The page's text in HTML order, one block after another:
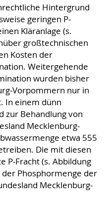
Hintergrund
geringen P-
Kläranlage (s.
großtechnischen
Kosten der
Weitergehende
wurden bisher
Vorpommern nur in
In einem dünn
zur Behandlung von
Mecklenburg-
etwa 555
Die mit diesen
P-Fracht (s. Abbildung
Phosphormenge der
Mecklenburg-